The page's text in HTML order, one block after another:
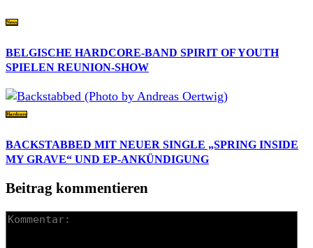
News
BELGISCHE HARDCORE-BAND SPIRIT OF YOUTH
SPIELEN REUNION-SHOW
Hardcore
BACKSTABBED MIT NEUER SINGLE „SPRING INSIDE
MY GRAVE“ UND EP-ANKÜNDIGUNG
Beitrag kommentieren